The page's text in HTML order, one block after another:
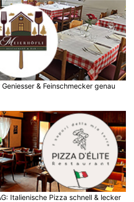
& Feinschmecker genau
Italienische Pizza schnell & lecker